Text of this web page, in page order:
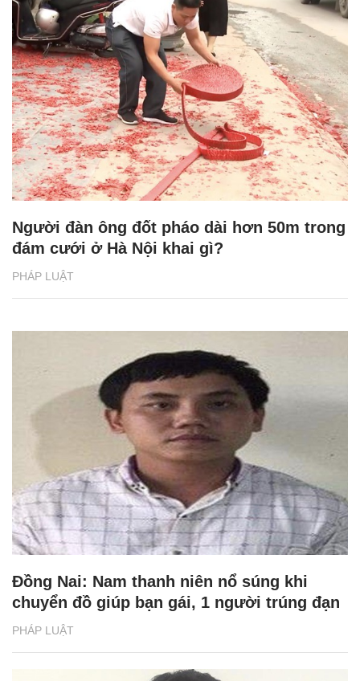
PHÁP LUẬT
Người đàn ông đốt pháo dài hơn 50m trong
đám cưới ở Hà Nội khai gì?
PHÁP LUẬT
Đồng Nai: Nam thanh niên nổ súng khi
chuyển đồ giúp bạn gái, 1 người trúng đạn